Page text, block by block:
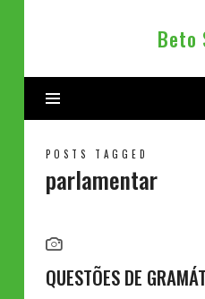
Beto
Beto
POSTS TAGGED
parlamentar
QUESTÕES DE